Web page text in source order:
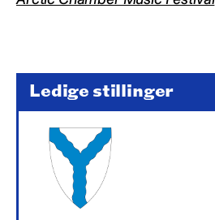
Ledige stillinger